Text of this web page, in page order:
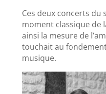
Ces deux concerts du
moment classique de
ainsi la mesure de
touchait au
musique.